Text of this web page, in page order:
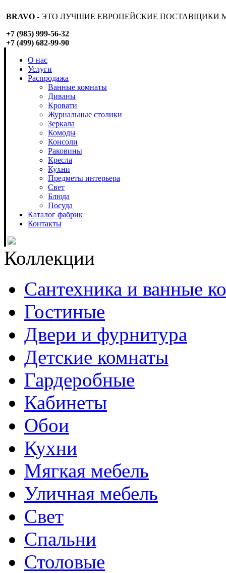
BRAVO - ЭТО ЛУЧШИЕ ЕВРОПЕЙСКИЕ ПОСТАВЩИКИ
+7 (985) 999-56-32
+7 (499) 682-99-90
О нас
Услуги
Распродажа
Ванные комнаты
Диваны
Кровати
Журнальные столики
Зеркала
Комоды
Консоли
Раковины
Кресла
Кухни
Предметы интерьера
Свет
Блюда
Посуда
Каталог фабрик
Контакты
Коллекции
Сантехника и ванные
Гостиные
Двери и фурнитура
Детские комнаты
Гардеробные
Кабинеты
Обои
Кухни
Мягкая мебель
Уличная мебель
Свет
Спальни
Столовые